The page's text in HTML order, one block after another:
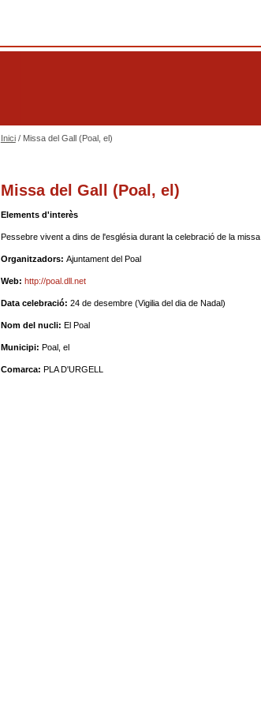
Inici/ Missa del Gall (Poal, el)
Missa del Gall (Poal, el)
Elements d'interès
Pessebre vivent a dins de l'església durant la celebració de la missa
Organitzadors: Ajuntament del Poal
Web: http://poal.dll.net
Data celebració: 24 de desembre (Vigilia del dia de Nadal)
Nom del nucli: El Poal
Municipi: Poal, el
Comarca: PLA D'URGELL